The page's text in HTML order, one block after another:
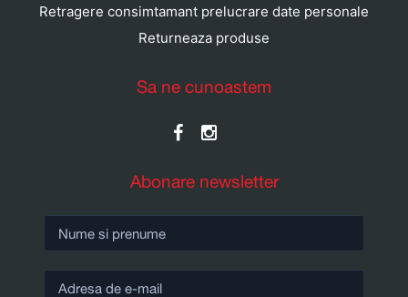
Retragere consimtamant prelucrare date personale
Returneaza produse
Sa ne cunoastem
Abonare newsletter